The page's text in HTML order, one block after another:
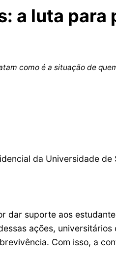
a luta para
como é a situação de
da Universidade
dar suporte aos
ações,
Com isso, a